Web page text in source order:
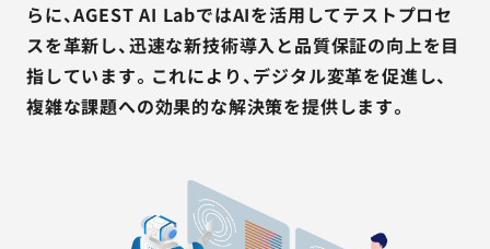
らに、AGEST AI LabではAIを活用してテストプロセ
スを革新し、迅速な新技術導入と品質保証の向上を目
指しています。これにより、デジタル変革を促進し、
複雑な課題への効果的な解決策を提供します。